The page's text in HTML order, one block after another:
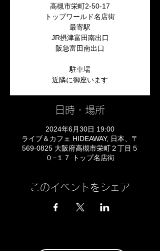
高槻市栄町2-50-17
トップワールド名店街
最寄駅
JR摂津富田南出口
阪急富田南出口
駐車場
日時・場所
2024年6月30日 19:00
ライブ＆カフェ HIDEAWAY, 日本、〒
569-0825 大阪府高槻市栄町２丁目５
０−１７ トップ名店街
このイベントをシェア